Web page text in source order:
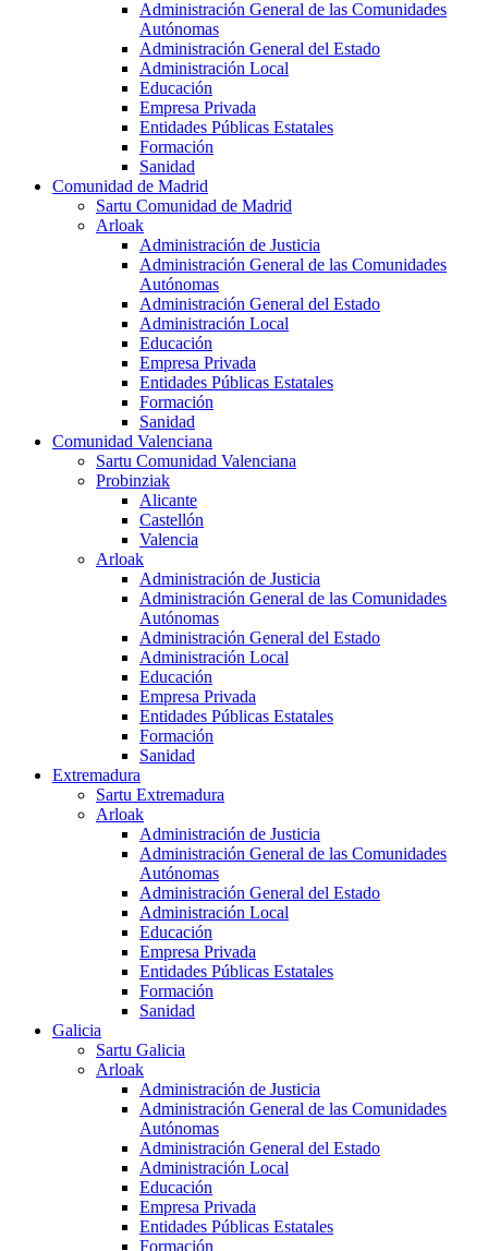
Administración General de las Comunidades
Autónomas
Administración General del Estado
Administración Local
Educación
Empresa Privada
Entidades Públicas Estatales
Formación
Sanidad
Comunidad de Madrid
Sartu Comunidad de Madrid
Arloak
Administración de Justicia
Administración General de las Comunidades
Autónomas
Administración General del Estado
Administración Local
Educación
Empresa Privada
Entidades Públicas Estatales
Formación
Sanidad
Comunidad Valenciana
Sartu Comunidad Valenciana
Probinziak
Alicante
Castellón
Valencia
Arloak
Administración de Justicia
Administración General de las Comunidades
Autónomas
Administración General del Estado
Administración Local
Educación
Empresa Privada
Entidades Públicas Estatales
Formación
Sanidad
Extremadura
Sartu Extremadura
Arloak
Administración de Justicia
Administración General de las Comunidades
Autónomas
Administración General del Estado
Administración Local
Educación
Empresa Privada
Entidades Públicas Estatales
Formación
Sanidad
Galicia
Sartu Galicia
Arloak
Administración de Justicia
Administración General de las Comunidades
Autónomas
Administración General del Estado
Administración Local
Educación
Empresa Privada
Entidades Públicas Estatales
Formación